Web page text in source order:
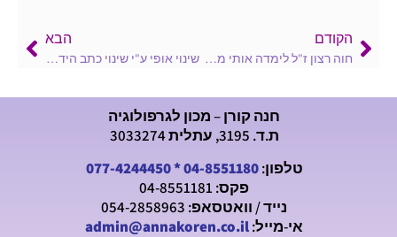
הקודם
חוה רצון ז"ל לימדה אותי משפט חשוב..
הבא
שינוי אופי ע"י שינוי כתב היד, האמנם?
חנה קורן – מכון לגרפולוגיה
ת.ד. 3195, עתלית 3033274
טלפון:04-8551180
*
077-4244450
פקס: 04-8551181
נייד / וואטסאפ: 054-2858963
אי-מייל:admin@annakoren.co.il